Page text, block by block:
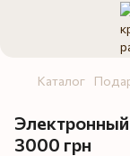
Каталог
3000 грн